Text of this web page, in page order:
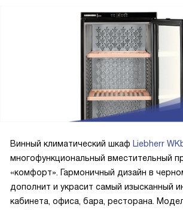
Винный климатический шкаф Liebherr
многофункциональный вместительный
«комфорт». Гармоничный дизайн в
дополнит и украсит самый изысканный
кабинета, офиса, бара, ресторана.